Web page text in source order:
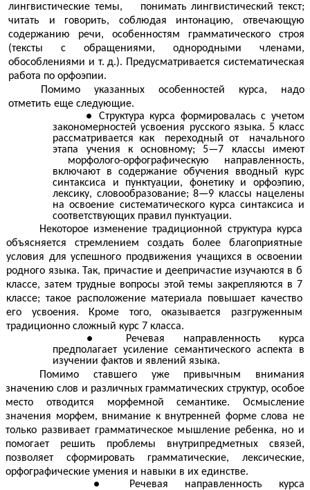
лингвистические темы, понимать лингвистический текст;
читать и говорить, соблюдая интонацию, отвечающую
содержанию речи, особенностям грамматического строя
(тексты с обращениями, однородными членами,
обособлениями и т. д.). Предусматривается систематическая
paбота по орфоэпии.
Помимо указанных особенностей курса, надо
отметить еще следующие.
Структура курса формировалась с учетом
закономерностей усвоения русского языка. 5 класс
рассматривается как переходный от начального
этапа учения к основному; 5—7 классы имеют
морфолого-орфографическую направленность,
включают в содержание обучения вводный курс
синтаксиса и пунктуации, фонетику и орфоэпию,
лексику, словообразование; 8—9 классы нацелены
на освоение систематического курса синтаксиса и
соответствующих правил пунктуации.
Некоторое изменение традиционной структура курса
объясняется стремлением создать более благоприятные
условия для успешного продвижения учащихся в освоении
родного языка. Так, причастие и деепричастие изучаются в б
классе, затем трудные вопросы этой темы закрепляются в 7
классе; такое расположение материала повышает качество
его усвоения. Кроме того, оказывается разгруженным
традиционно сложный курс 7 класса.
Речевая направленность курса
предполагает усиление семантического аспекта в
изучении фактов и явлений языка.
Помимо ставшего уже привычным внимания
значению слов и различных грамматических структур, особое
место отводится морфемной семантике. Осмысление
значения морфем, внимание к внутренней форме слова не
только развивает грамматическое мышление ребенка, но и
помогает решить проблемы внутрипредметных связей,
позволяет сформировать грамматические, лексические,
орфографические умения и навыки в их единстве.
Речевая направленность курса